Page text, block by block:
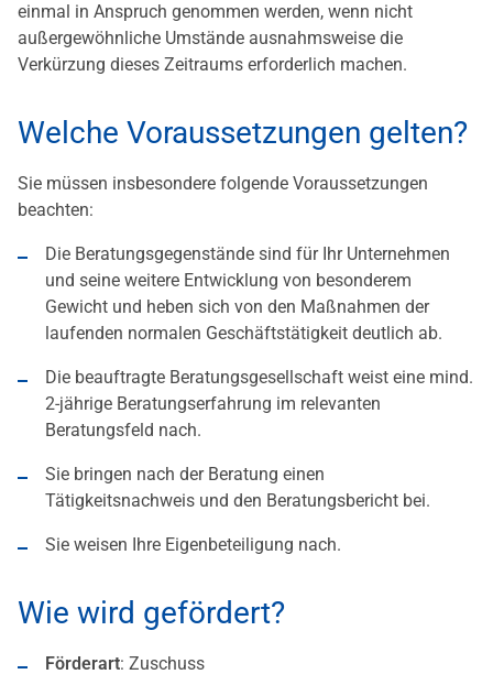
einmal in Anspruch genommen werden, wenn nicht
außergewöhnliche Umstände ausnahmsweise die
Verkürzung dieses Zeitraums erforderlich machen.
Welche Voraussetzungen gelten?
Sie müssen insbesondere folgende Voraussetzungen
beachten:
Die Beratungsgegenstände sind für Ihr Unternehmen
und seine weitere Entwicklung von besonderem
Gewicht und heben sich von den Maßnahmen der
laufenden normalen Geschäftstätigkeit deutlich ab.
Die beauftragte Beratungsgesellschaft weist eine mind.
2-jährige Beratungserfahrung im relevanten
Beratungsfeld nach.
Sie bringen nach der Beratung einen
Tätigkeitsnachweis und den Beratungsbericht bei.
Sie weisen Ihre Eigenbeteiligung nach.
Wie wird gefördert?
Förderart: Zuschuss